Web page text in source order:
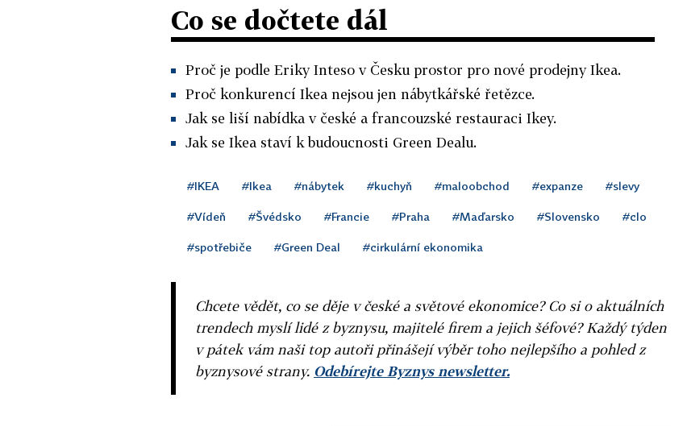
Co se dočtete dál
Proč je podle Eriky Inteso v Česku prostor pro nové prodejny Ikea.
Proč konkurencí Ikea nejsou jen nábytkářské řetězce.
Jak se liší nabídka v české a francouzské restauraci Ikey.
Jak se Ikea staví k budoucnosti Green Dealu.
#IKEA #Ikea #nábytek #kuchyň #maloobchod #expanze #slevy
#Vídeň #Švédsko #Francie #Praha #Maďarsko #Slovensko #clo
#spotřebiče #Green Deal #cirkulární ekonomika
Chcete vědět, co se děje v české a světové ekonomice? Co si o aktuálních
trendech myslí lidé z byznysu, majitelé firem a jejich šéfové? Každý týden
v pátek vám naši top autoři přinášejí výběr toho nejlepšího a pohled z
byznysové strany. Odebírejte Byznys newsletter.